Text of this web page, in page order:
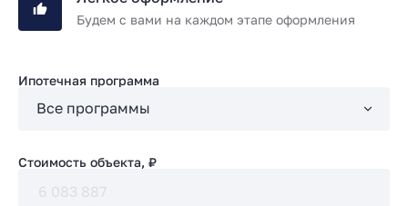
Будем с вами на каждом этапе оформления
Ипотечная программа
Стоимость объекта, ₽